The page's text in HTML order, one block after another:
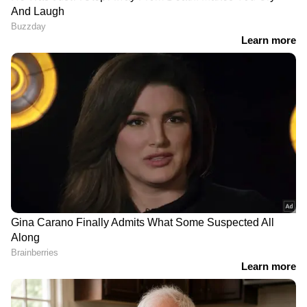
WD Web Desk
ലൈംഗികാതിക്രമം
Published : Nov 19 2023, 09:34 PM IST
Follow Us